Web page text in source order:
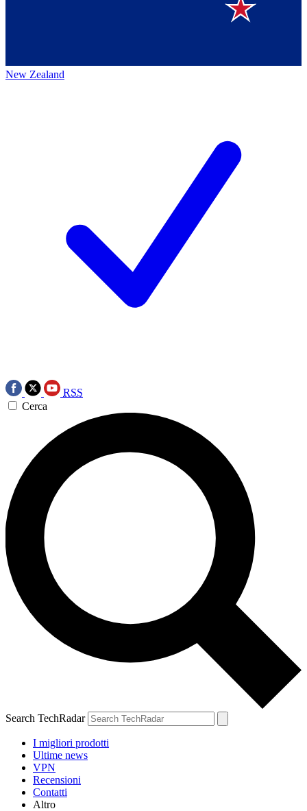
New Zealand
RSS
Cerca
Search TechRadar
I migliori prodotti
Ultime news
VPN
Recensioni
Contatti
Altro